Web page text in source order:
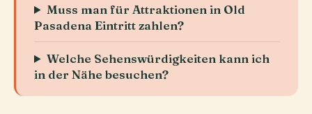
Muss man für Attraktionen in Old
Pasadena Eintritt zahlen?
Welche Sehenswürdigkeiten kann ich
in der Nähe besuchen?